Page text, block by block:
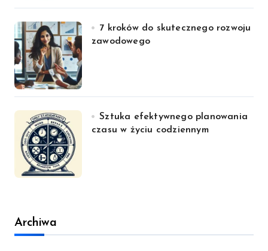
7 kroków do skutecznego rozwoju
zawodowego
Sztuka efektywnego planowania
czasu w życiu codziennym
Archiwa